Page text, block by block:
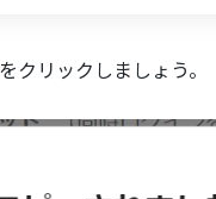
クリックしましょう。